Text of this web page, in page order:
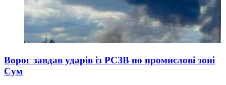
Ворог завдав ударів із РСЗВ по промислові зоні
Сум